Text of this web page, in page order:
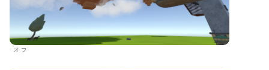
オフ